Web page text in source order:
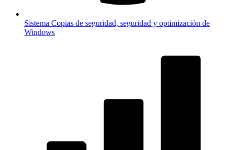
Sistema Copias de seguridad, seguridad y optimización de
Windows